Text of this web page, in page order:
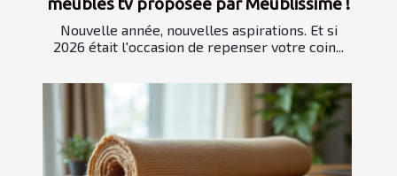
Nouvelle année, nouvelles aspirations. Et si
2026 était l'occasion de repenser votre coin...